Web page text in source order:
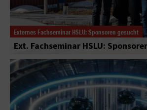
Externes Fachseminar HSLU: Sponsoren gesucht
Ext. Fachseminar HSLU: